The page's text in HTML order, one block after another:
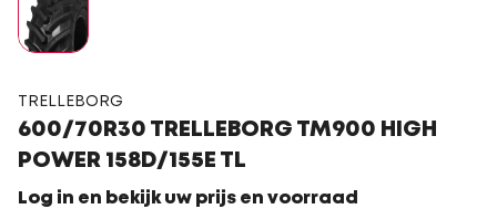
TRELLEBORG
600/70R30 TRELLEBORG TM900 HIGH
POWER 158D/155E TL
Log in en bekijk uw prijs en voorraad